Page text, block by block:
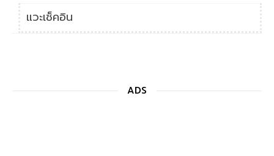
แวะเช็คอิน
ADS